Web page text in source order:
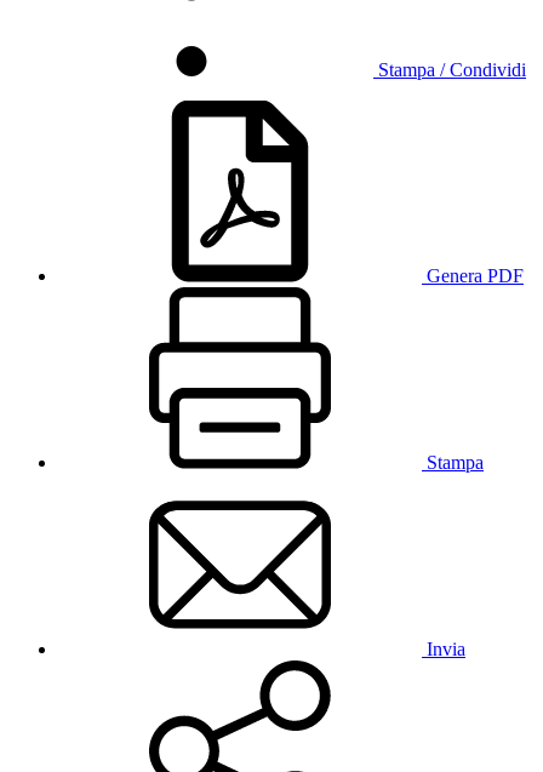
Stampa / Condividi
Genera PDF
Stampa
Invia